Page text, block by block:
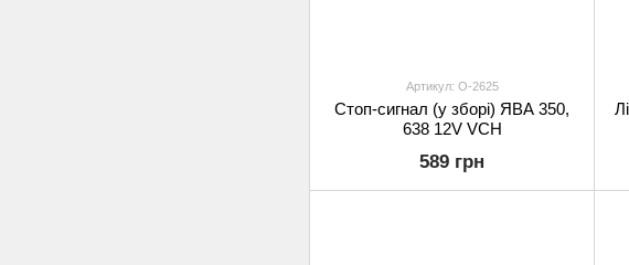
Артикул: O-2625
Стоп-сигнал (у зборі) ЯВА 350,
638 12V VCH
589 грн